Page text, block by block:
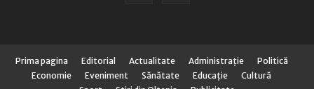
Prima pagina Editorial Actualitate Administraţie
Politică
Economie
Eveniment Sănătate Educaţie
Cultură